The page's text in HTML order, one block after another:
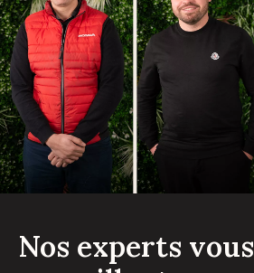
Nos experts vous